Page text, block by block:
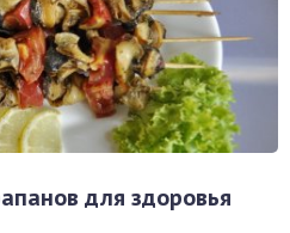
для здоровья